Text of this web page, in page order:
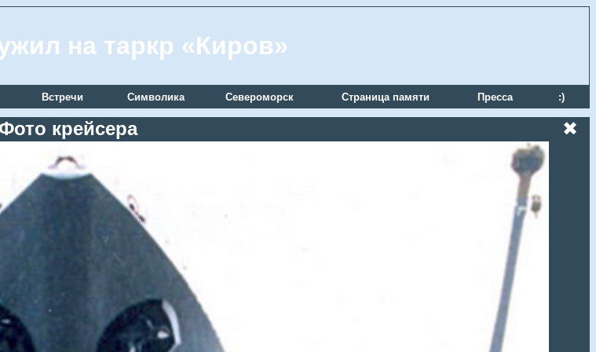
на таркр «Киров»
Встречи Символика Североморск Страница памяти Пресса :)
крейсера ✖